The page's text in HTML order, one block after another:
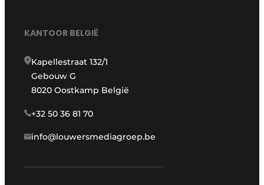
KANTOOR BELGIË
Kapellestraat 132/1
Gebouw G
8020 Oostkamp België
+32 50 36 81 70
info@louwersmediagroep.be